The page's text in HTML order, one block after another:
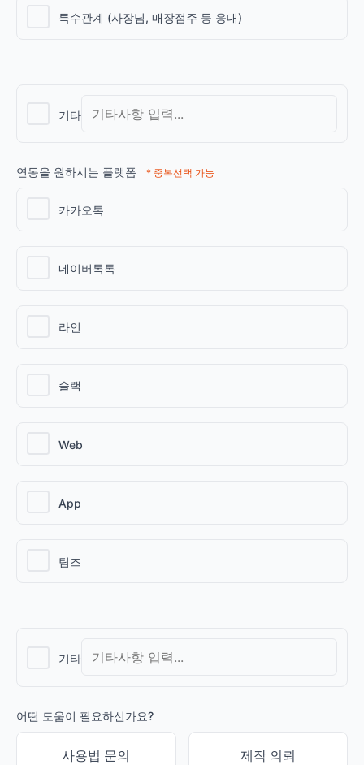
특수관계 (사장님, 매장점주 등 응대)
기타
연동을 원하시는 플랫폼 * 중복선택 가능
카카오톡
네이버톡톡
라인
슬랙
Web
App
팀즈
기타
어떤 도움이 필요하신가요?
사용법 문의 제작 의뢰